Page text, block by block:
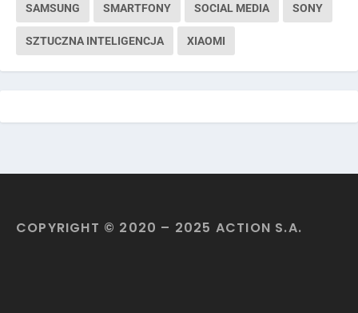
SAMSUNG SMARTFONY SOCIAL MEDIA SONY
SZTUCZNA INTELIGENCJA XIAOMI
COPYRIGHT © 2020 – 2025 ACTION S.A.